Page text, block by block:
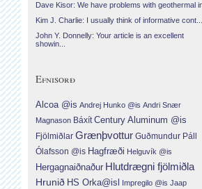
Dave Kisor: We have problems with geothermal
Kim J. Charlie: I usually think of informative cont...
John Y. Donnelly: Your article is an excellent
showin...
Efnisorð
Alcoa @is Andrej Hunko @is Andri Snær
Magnason Báxít Century Aluminum @is
Fjölmiðlar Grænþvottur Guðmundur Páll
Ólafsson @is Hagfræði Helguvík @is
Hergagnaiðnaður Hlutdrægni fjölmiðla
Hrunið HS Orka@isl Impregilo @is Jaap